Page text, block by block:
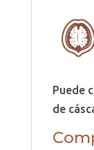
Puede
de